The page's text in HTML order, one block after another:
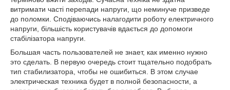
витримати часті перепади напруги, що неминуче призведе
до поломки. Сподіваючись налагодити роботу електричного
напруги, більшість користувачів вдається до допомоги
стабілізатора напруги.
Большая часть пользователей не знает, как именно нужно
это сделать. В первую очередь стоит тщательно подобрать
тип стабилизатора, чтобы не ошибиться. В этом случае
электрическая техника будет в полной безопасности, а